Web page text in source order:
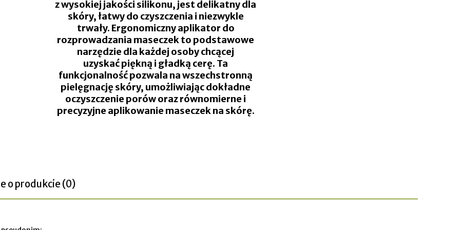
zwysokiej jakości silikonu, jestdelikatny dla
skóry, łatwy do czyszczenia i niezwykle
trwały. Ergonomiczny aplikator do
rozprowadzania maseczek to podstawowe
narzędzie dla każdej osoby chcącej
uzyskaćpiękną i gładką cerę. Ta
funkcjonalność pozwala nawszechstronną
pielęgnację skóry, umożliwiając dokładne
oczyszczenie porów orazrównomierne i
precyzyjne aplikowanie maseczek na skórę.
o produkcie (0)